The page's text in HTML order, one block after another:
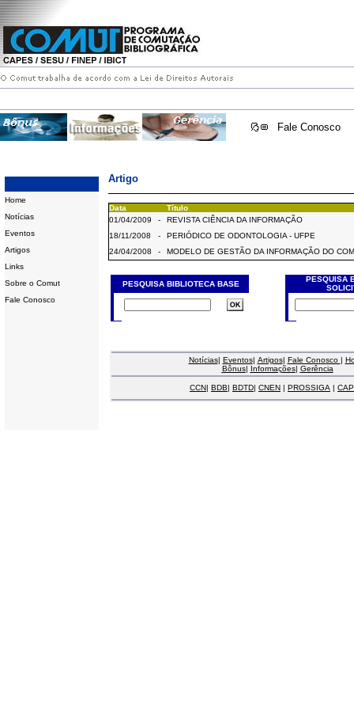
Fale Conosco
Home
Notícias
Eventos
Artigos
Links
Sobre o Comut
Fale Conosco
Artigo
Data
Título
01/04/2009
-
REVISTA CIÊNCIA DA INFORMAÇÃO
18/11/2008
-
PERIÓDICO DE ODONTOLOGIA - UFPE
24/04/2008
- MODELO DE GESTÃO DA INFORMAÇÃO DO
PESQUISA BIBLIOTECA BASE
PESQUISA
Notícias| Eventos| Artigos| Fale Conosco |
Bônus| Informações| Gerência
CCN| BDB| BDTD| CNEN | PROSSIGA |